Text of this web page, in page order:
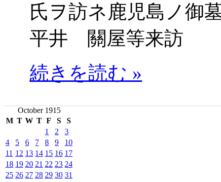
氏ヲ訪ネ鹿児島ノ
平井 關屋等来訪
続きを読む »
October 1915
M T W T F S S
1 2
3
4
5 6 7 8 9
10
11 12 13 14 15 16 17
18 19 20 21 22 23 24
25 26 27 28 29 30 31